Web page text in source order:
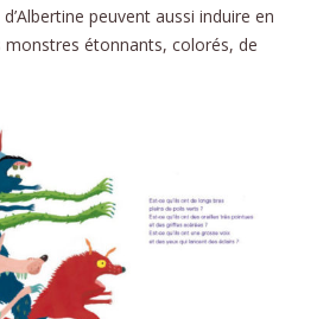
peuvent aussi induire en
monstres étonnants, colorés, de